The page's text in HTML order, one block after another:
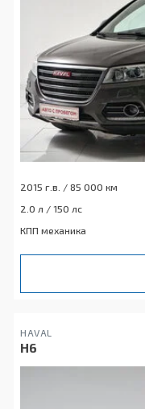
2015 г.в. / 85 000 км
2.0 л / 150 лс
КПП механика
HAVAL
H6